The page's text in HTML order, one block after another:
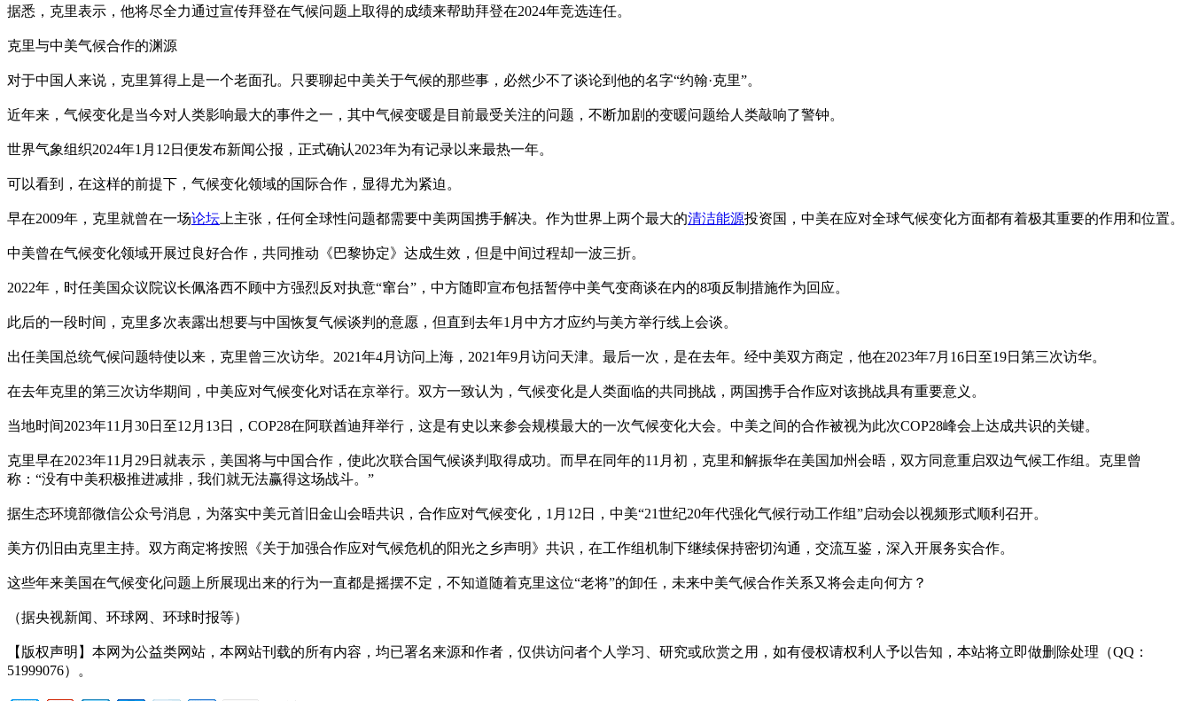
据悉，克里表示，他将尽全力通过宣传拜登在气候问题上取得的成绩来帮助拜登在2024年竞选连任。
克里与中美气候合作的渊源
对于中国人来说，克里算得上是一个老面孔。只要聊起中美关于气候的那些事，必然少不了谈论到他的名字“约翰·克里”。
近年来，气候变化是当今对人类影响最大的事件之一，其中气候变暖是目前最受关注的问题，不断加剧的变暖问题给人类敲响了警钟。
世界气象组织2024年1月12日便发布新闻公报，正式确认2023年为有记录以来最热一年。
可以看到，在这样的前提下，气候变化领域的国际合作，显得尤为紧迫。
早在2009年，克里就曾在一场论坛 上主张，任何全球性问题都需要中美两国携手解决。作为世界上两个最大的清洁能源投资国，中美在应对全球气候变化方面都有着极其重要的作用和位置。
中美曾在气候变化领域开展过良好合作，共同推动《巴黎协定》达成生效，但是中间过程却一波三折。
2022年，时任美国众议院议长佩洛西不顾中方强烈反对执意“窜台”，中方随即宣布包括暂停中美气变商谈在内的8项反制措施作为回应。
此后的一段时间，克里多次表露出想要与中国恢复气候谈判的意愿，但直到去年1月中方才应约与美方举行线上会谈。
出任美国总统气候问题特使以来，克里曾三次访华。2021年4月访问上海，2021年9月访问天津。最后一次，是在去年。经中美双方商定，他在2023年7月16日至19日第三次访华。
在去年克里的第三次访华期间，中美应对气候变化对话在京举行。双方一致认为，气候变化是人类面临的共同挑战，两国携手合作应对该挑战具有重要意义。
当地时间2023年11月30日至12月13日，COP28在阿联酋迪拜举行，这是有史以来参会规模最大的一次气候变化大会。中美之间的合作被视为此次COP28峰会上达成共识的关键。
克里早在2023年11月29日就表示，美国将与中国合作，使此次联合国气候谈判取得成功。而早在同年的11月初，克里和解振华在美国加州会晤，双方同意重启双边气候工作组。克里曾
称：“没有中美积极推进减排，我们就无法赢得这场战斗。”
据生态环境部微信公众号消息，为落实中美元首旧金山会晤共识，合作应对气候变化，1月12日，中美“21世纪20年代强化气候行动工作组”启动会以视频形式顺利召开。
美方仍旧由克里主持。双方商定将按照《关于加强合作应对气候危机的阳光之乡声明》共识，在工作组机制下继续保持密切沟通，交流互鉴，深入开展务实合作。
这些年来美国在气候变化问题上所展现出来的行为一直都是摇摆不定，不知道随着克里这位“老将”的卸任，未来中美气候合作关系又将会走向何方？
（据央视新闻、环球网、环球时报等）
【版权声明】本网为公益类网站，本网站刊载的所有内容，均已署名来源和作者，仅供访问者个人学习、研究或欣赏之用，如有侵权请权利人予以告知，本站将立即做删除处理（QQ：
51999076）。